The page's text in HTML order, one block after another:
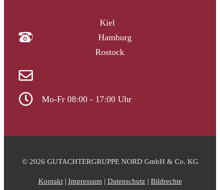
Kiel
Hamburg
Rostock
Mo-Fr 08:00 - 17:00 Uhr
© 2026 GUTACHTERGRUPPE NORD GmbH & Co. KG
Kontakt| Impressum | Datenschutz| Bildrechte